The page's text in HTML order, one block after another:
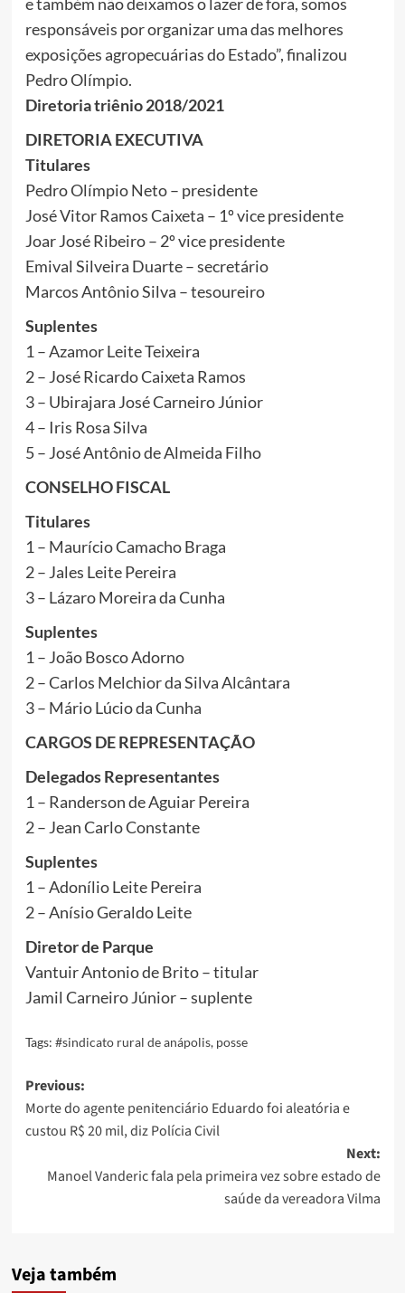
responsáveis por organizar uma das melhores
exposições agropecuárias do Estado”, finalizou
Pedro Olímpio.
Diretoria triênio 2018/2021
DIRETORIA EXECUTIVA
Titulares
Pedro Olímpio Neto – presidente
José Vitor Ramos Caixeta – 1º vice presidente
Joar José Ribeiro – 2º vice presidente
Emival Silveira Duarte – secretário
Marcos Antônio Silva – tesoureiro
Suplentes
1 – Azamor Leite Teixeira
2 – José Ricardo Caixeta Ramos
3 – Ubirajara José Carneiro Júnior
4 – Iris Rosa Silva
5 – José Antônio de Almeida Filho
CONSELHO FISCAL
Titulares
1 – Maurício Camacho Braga
2 – Jales Leite Pereira
3 – Lázaro Moreira da Cunha
Suplentes
1 – João Bosco Adorno
2 – Carlos Melchior da Silva Alcântara
3 – Mário Lúcio da Cunha
CARGOS DE REPRESENTAÇÃO
Delegados Representantes
1 – Randerson de Aguiar Pereira
2 – Jean Carlo Constante
Suplentes
1 – Adonílio Leite Pereira
2 – Anísio Geraldo Leite
Diretor de Parque
Vantuir Antonio de Brito – titular
Jamil Carneiro Júnior – suplente
Tags: #sindicato rural de anápolis, posse
Post
navigation
Previous:
Morte do agente penitenciário Eduardo foi aleatória e
custou R$ 20 mil, diz Polícia Civil
Next:
Manoel Vanderic fala pela primeira vez sobre estado de
saúde da vereadora Vilma
Veja também